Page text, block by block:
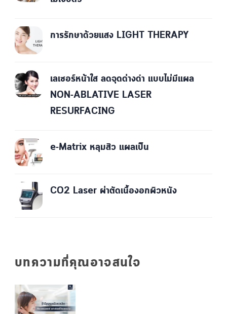
การรักษาด้วยแสง LIGHT THERAPY
เลเซอร์หน้าใส ลดจุดด่างดำ แบบไม่มีแผล
NON-ABLATIVE LASER
RESURFACING
e-Matrix หลุมสิว แผลเป็น
CO2 Laser ผ่าตัดเนื้องอกผิวหนัง
บทความที่คุณอาจสนใจ